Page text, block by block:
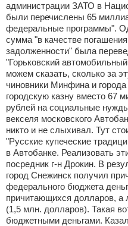
администрации ЗАТО в
были перечислены 65
федеральные программы".
сумма "в качестве
задолженности" была
"Горьковский
можем сказать, сколько за
чиновники Минфина и
городскую казну вместо 67
рублей на социальные
векселя московского
никто и не слыхивал. Тут
"Русские купеческие
в Автобанке. Реализовать
посредник г-н Дрокин. В
город Снежинск получил
федерального бюджета
причитающихся долларов,
(1,5 млн. долларов). Такая
бюджетными деньгами.